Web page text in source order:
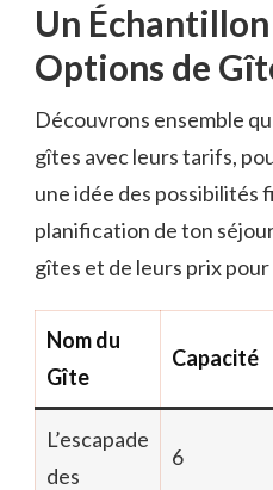
Un
Options de
Découvrons ensemble
gîtes avec leurs tarifs,
une idée des possibilités
planification de ton
gîtes et de leurs prix
Nom du
Gîte
Capacité
L’escapade
des
6